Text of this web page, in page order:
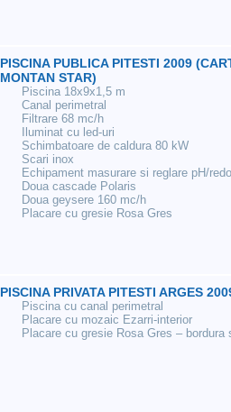
PISCINA PUBLICA PITESTI 2009
MONTAN STAR)
Piscina 18x9x1,5 m
Canal perimetral
Filtrare 68 mc/h
Iluminat cu led-uri
Schimbatoare de caldura 80 kW
Scari inox
Echipament masurare si reglare pH/
Doua cascade Polaris
Doua geysere 160 mc/h
Placare cu gresie Rosa Gres
PISCINA PRIVATA PITESTI ARGES
Piscina cu canal perimetral
Placare cu mozaic Ezarri-interior
Placare cu gresie Rosa Gres – bordura